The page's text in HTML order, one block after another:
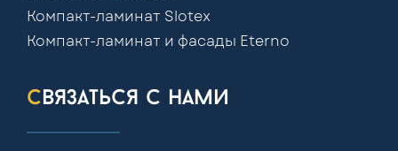
Компакт-ламинат Slotex
Компакт-ламинат и фасады Eterno
связаться с нами